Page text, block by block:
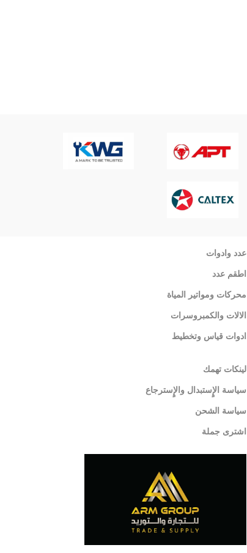
عدد وادوات
اطقم عدد
محركات ومواتير المياة
الالات والكمبروسرات
ادوات قياس وتخطيط
لينكات تهمك
سياسة الإٍستبدال والإٍسترجاع
سياسة الشحن
اشترى جملة